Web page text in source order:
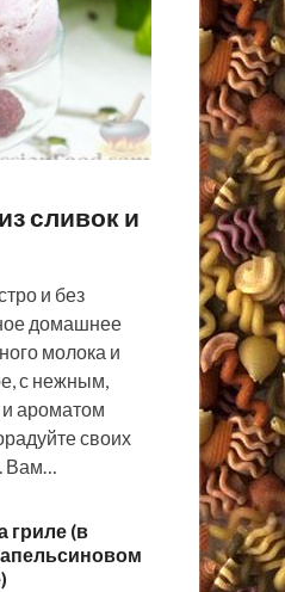
сливок и
и без
домашнее
молока и
с нежным,
ароматом
своих
Вам…
гриле (в